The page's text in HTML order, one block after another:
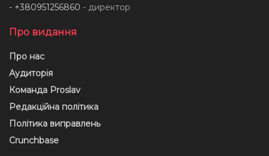
- +380951256860 - директор
Про видання
Про нас
Аудиторія
Команда Proslav
Редакційна політика
Політика виправлень
Crunchbase